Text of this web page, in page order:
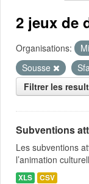
2 jeux de
Organisations:
Sousse
Filtrer les
Subventions
Les subventions
l’animation
XLS CSV